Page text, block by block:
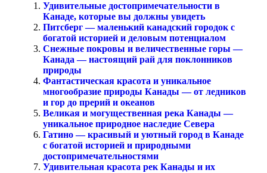
Удивительные достопримечательности в
Канаде, которые вы должны увидеть
Питсберг — маленький канадский городок с
богатой историей и деловым потенциалом
Снежные покровы и величественные горы —
Канада — настоящий рай для поклонников
природы
Фантастическая красота и уникальное
многообразие природы Канады — от ледников
и гор до прерий и океанов
Великая и могущественная река Канады —
уникальное природное наследие Севера
Гатино — красивый и уютный город в Канаде
с богатой историей и природными
достопримечательностями
Удивительная красота рек Канады и их